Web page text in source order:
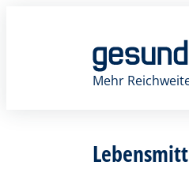
Mehr